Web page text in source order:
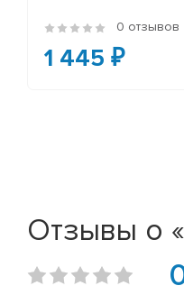
0 отзывов
1 445 ₽
Отзывы о